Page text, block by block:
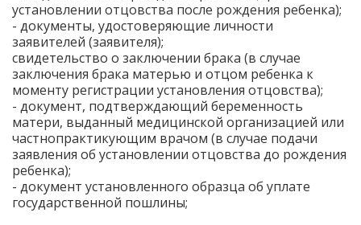
установлении отцовства после рождения ребенка);
- документы, удостоверяющие личности
заявителей (заявителя);
свидетельство о заключении брака (в случае
заключения брака матерью и отцом ребенка к
моменту регистрации установления отцовства);
- документ, подтверждающий беременность
матери, выданный медицинской организацией или
частнопрактикующим врачом (в случае подачи
заявления об установлении отцовства до рождения
ребенка);
- документ установленного образца об уплате
государственной пошлины;